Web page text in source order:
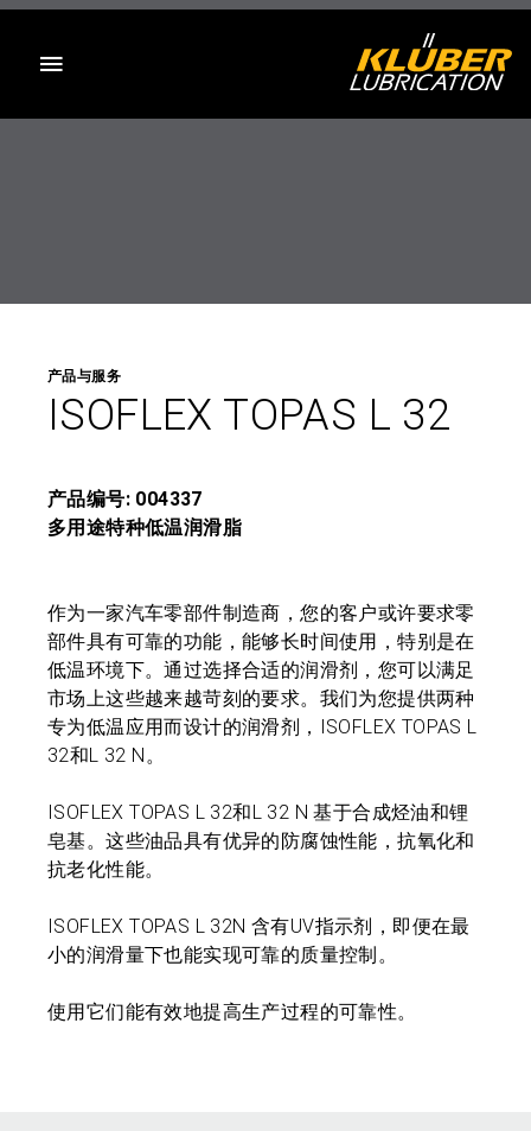
产品与服务
ISOFLEX TOPAS L 32
产品编号: 004337
多用途特种低温润滑脂
作为一家汽车零部件制造商，您的客户或许要求零
部件具有可靠的功能，能够长时间使用，特别是在
低温环境下。通过选择合适的润滑剂，您可以满足
市场上这些越来越苛刻的要求。我们为您提供两种
专为低温应用而设计的润滑剂，ISOFLEX TOPAS L
32和L 32 N。
ISOFLEX TOPAS L 32和L 32 N 基于合成烃油和锂
皂基。这些油品具有优异的防腐蚀性能，抗氧化和
抗老化性能。
ISOFLEX TOPAS L 32N 含有UV指示剂，即便在最
小的润滑量下也能实现可靠的质量控制。
使用它们能有效地提高生产过程的可靠性。